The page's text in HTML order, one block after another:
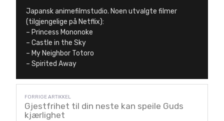
Japansk animefilmstudio. Noen utvalgte filmer
(tilgjengelige på Netflix):
– Princess Mononoke
– Castle in the Sky
– My Neighbor Totoro
– Spirited Away
Gjestfrihet til din neste kan speile Guds
kjærlighet